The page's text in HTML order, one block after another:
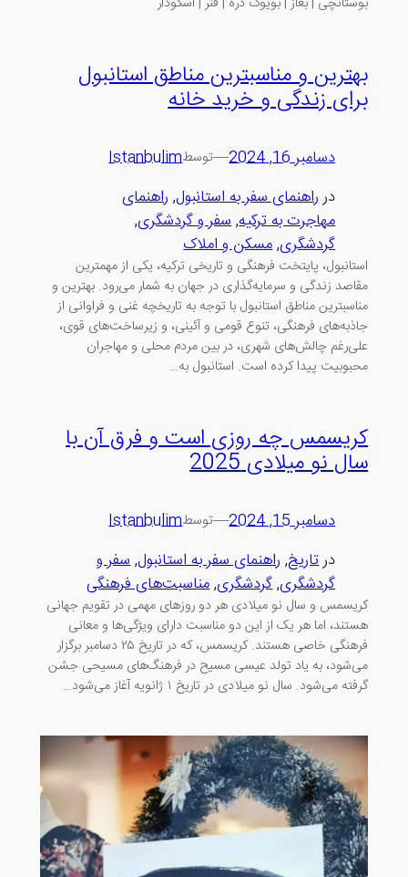
بهترین و مناسبترین مناطق استانبول
برای زندگی و خرید خانه
دسامبر 16, 2024 —توسطIstanbulim
در راهنمای سفر به استانبول, راهنمای
مهاجرت به ترکیه, سفر و گردشگری,
گردشگری, مسکن و املاک
استانبول، پایتخت فرهنگی و تاریخی ترکیه، یکی از مهمترین
مقاصد زندگی و سرمایه‌گذاری در جهان به شمار می‌رود. بهترین و
مناسبترین مناطق استانبول با توجه به تاریخچه غنی و فراوانی از
جاذبه‌های فرهنگی، تنوع قومی و آئینی، و زیرساخت‌های قوی،
علی‌رغم چالش‌های شهری، در بین مردم محلی و مهاجران
محبوبیت پیدا کرده است. استانبول به…
کریسمس چه روزی است و فرق آن با
سال نو میلادی 2025
دسامبر 15, 2024 —توسطIstanbulim
درتاریخ, راهنمای سفر به استانبول, سفر و
گردشگری, گردشگری, مناسبت‌های فرهنگی
کریسمس و سال نو میلادی هر دو روزهای مهمی در تقویم جهانی
هستند، اما هر یک از این دو مناسبت دارای ویژگی‌ها و معانی
فرهنگی خاصی هستند. کریسمس، که در تاریخ ۲۵ دسامبر برگزار
می‌شود، به یاد تولد عیسی مسیح در فرهنگ‌های مسیحی جشن
گرفته می‌شود. سال نو میلادی در تاریخ ۱ ژانویه آغاز می‌شود…